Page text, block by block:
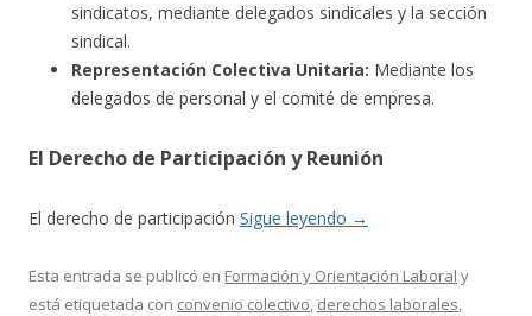
sindicatos, mediante delegados sindicales y la sección
sindical.
Representación Colectiva Unitaria: Mediante los
delegados de personal y el comité de empresa.
El Derecho de Participación y Reunión
El derecho de participación Sigue leyendo →
Esta entrada se publicó en Formación y Orientación Laboral y
está etiquetada con convenio colectivo, derechos laborales,